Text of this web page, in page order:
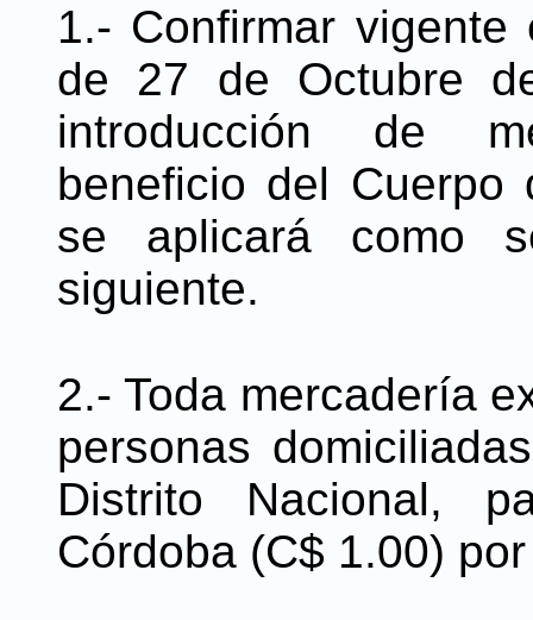
1.- Confirmar
de 27 de Octubre
introducción de
beneficio del Cuerpo
se aplicará como
siguiente.
2.- Toda mercadería
personas
Distrito Nacional,
Córdoba (C$ 1.00)